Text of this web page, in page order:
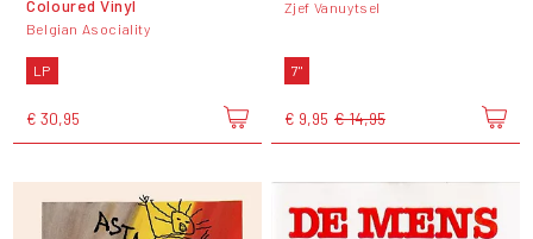
Coloured Vinyl
Belgian Asociality
LP
€ 30,95
Zjef Vanuytsel
7"
€ 9,95 € 14,95